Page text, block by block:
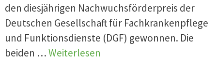
den diesjährigen Nachwuchsförderpreis der
Deutschen Gesellschaft für Fachkrankenpflege
und Funktionsdienste (DGF) gewonnen. Die
beiden …Weiterlesen